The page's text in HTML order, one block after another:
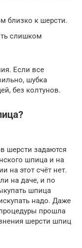
близко к шерсти.
слишком
Если все
шубка
без колтунов.
шерсти задаются
шпица и на
на этот счёт нет.
на даче, и по
шпица
надо. Даже
прошла
шерсти шпиц